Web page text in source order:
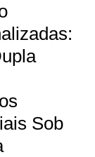
Sob